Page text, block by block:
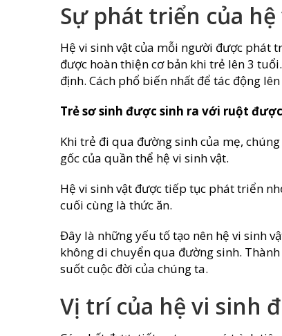
Sự phát triển của
Hệ vi sinh vật của mỗi người được phát
được hoàn thiện cơ bản khi trẻ lên 3
định. Cách phổ biến nhất để tác động
Trẻ sơ sinh được sinh ra với ruột
Khi trẻ đi qua đường sinh của mẹ,
gốc của quần thể hệ vi sinh vật.
Hệ vi sinh vật được tiếp tục phát triển
cuối cùng là thức ăn.
Đây là những yếu tố tạo nên hệ vi sinh
không di chuyển qua đường sinh.
suốt cuộc đời của chúng ta.
Vị trí của hệ vi sinh